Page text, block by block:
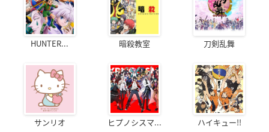
HUNTER... 暗殺教室 刀剣乱舞
サンリオ ヒプノシスマ... ハイキュー!!